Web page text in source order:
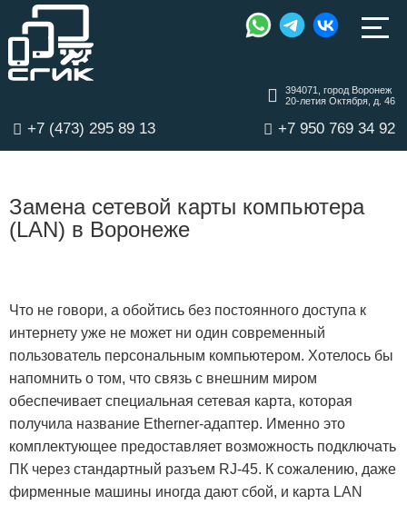
394071, город Воронеж
20-летия Октября, д. 46
+7 (473) 295 89 13 +7 950 769 34 92
Замена сетевой карты компьютера
(LAN) в Воронеже
Что не говори, а обойтись без постоянного доступа к
интернету уже не может ни один современный
пользователь персональным компьютером. Хотелось бы
напомнить о том, что связь с внешним миром
обеспечивает специальная сетевая карта, которая
получила название Etherner-адаптер. Именно это
комплектующее предоставляет возможность подключать
ПК через стандартный разъем RJ-45. К сожалению, даже
фирменные машины иногда дают сбой, и карта LAN